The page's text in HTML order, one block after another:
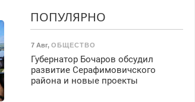
ПОПУЛЯРНО
7 Авг, ОБЩЕСТВО
Губернатор Бочаров обсудил
развитие Серафимовичского
района и новые проекты